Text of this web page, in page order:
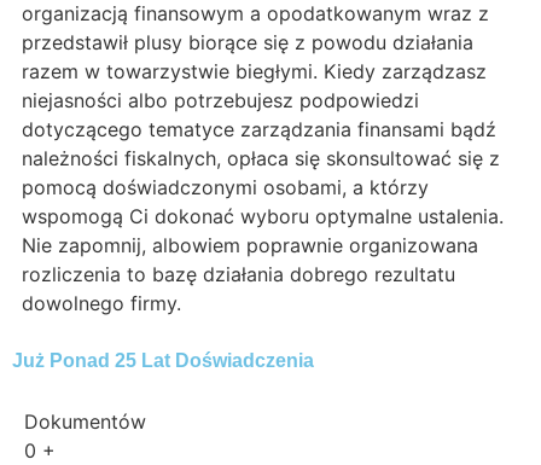
organizacją finansowym a opodatkowanym wraz z
przedstawił plusy biorące się z powodu działania
razem w towarzystwie biegłymi. Kiedy zarządzasz
niejasności albo potrzebujesz podpowiedzi
dotyczącego tematyce zarządzania finansami bądź
należności fiskalnych, opłaca się skonsultować się z
pomocą doświadczonymi osobami, a którzy
wspomogą Ci dokonać wyboru optymalne ustalenia.
Nie zapomnij, albowiem poprawnie organizowana
rozliczenia to bazę działania dobrego rezultatu
dowolnego firmy.
Już Ponad 25 Lat Doświadczenia
Dokumentów
0 +